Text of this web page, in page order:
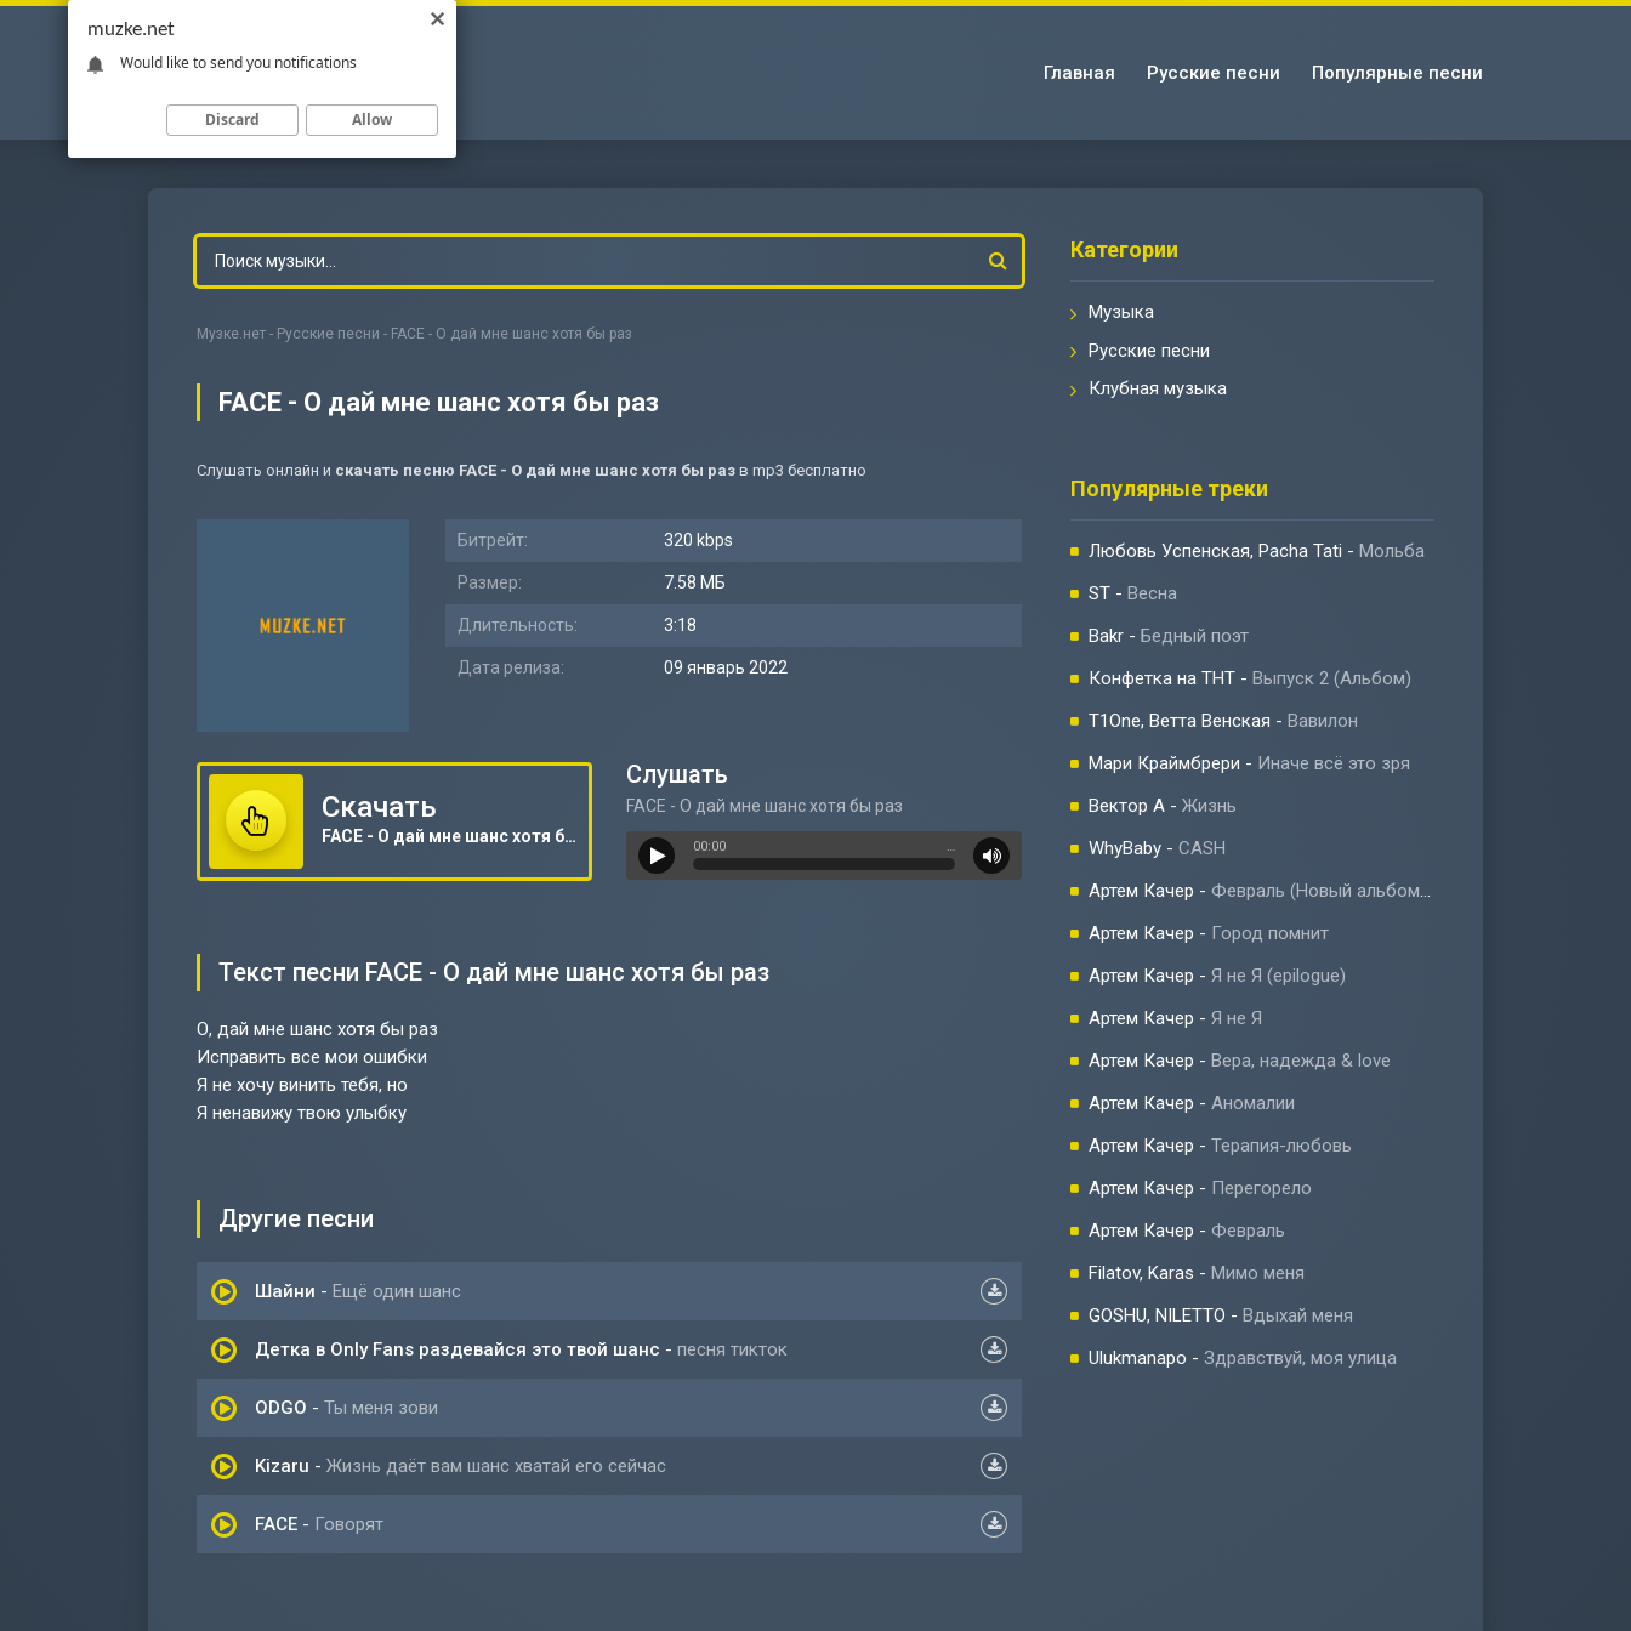
Главная Русские песни Популярные песни
Музке.нет - Русские песни - FACE - О дай мне шанс хотя бы раз
FACE - О дай мне шанс хотя бы раз
Слушать онлайн и скачать песню FACE - О дай мне шанс хотя бы раз в mp3 бесплатно
Битрейт: 320 kbps
Размер: 7.58 МБ
Длительность: 3:18
Дата релиза: 09 январь 2022
Скачать
FACE - О дай мне шанс хотя бы раз
Слушать
FACE - О дай мне шанс хотя бы раз
00:00 …
Текст песни FACE - О дай мне шанс хотя бы раз
О, дай мне шанс хотя бы раз
Исправить все мои ошибки
Я не хочу винить тебя, но
Я ненавижу твою улыбку
Другие песни
Шайни - Ещё один шанс
Детка в Only Fans раздевайся это твой шанс - песня тикток
ODGO - Ты меня зови
Kizaru - Жизнь даёт вам шанс хватай его сейчас
FACE - Говорят
Категории
Музыка
Русские песни
Клубная музыка
Популярные треки
Любовь Успенская, Pacha Tati - Мольба
ST - Весна
Bakr - Бедный поэт
Конфетка на ТНТ - Выпуск 2 (Альбом)
T1One, Ветта Венская - Вавилон
Мари Краймбрери - Иначе всё это зря
Вектор А - Жизнь
WhyBaby - CASH
Артем Качер - Февраль (Новый альбом 2023)
Артем Качер - Город помнит
Артем Качер - Я не Я (epilogue)
Артем Качер - Я не Я
Артем Качер - Вера, надежда & love
Артем Качер - Аномалии
Артем Качер - Терапия-любовь
Артем Качер - Перегорело
Артем Качер - Февраль
Filatov, Karas - Мимо меня
GOSHU, NILETTO - Вдыхай меня
Ulukmanapo - Здравствуй, моя улица
muzke.net
Would like to send you notifications
Discard Allow